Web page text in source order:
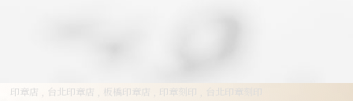
印章店 台北印章店 板橋印章店 印章刻印 台北印章刻印